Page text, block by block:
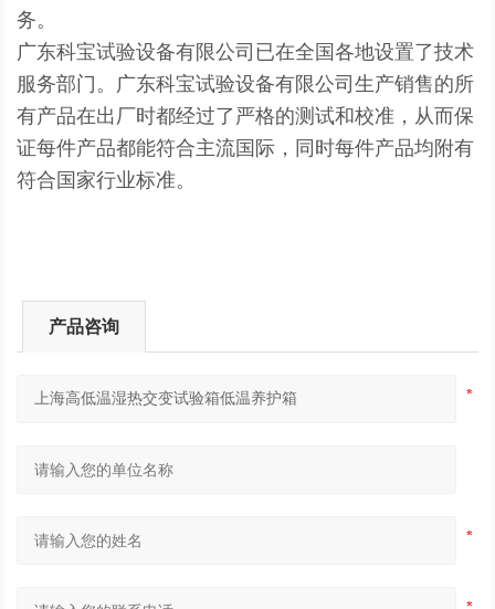
务。
广东科宝试验设备有限公司已在全国各地设置了技术
服务部门。广东科宝试验设备有限公司生产销售的所
有产品在出厂时都经过了严格的测试和校准，从而保
证每件产品都能符合主流国际，同时每件产品均附有
符合国家行业标准。
产品咨询